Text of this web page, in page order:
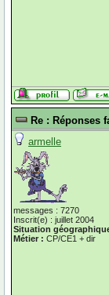
Re : Réponses
armelle
messages : 7270
Inscrit(e) : juillet 2004
Situation
Métier : CP/CE1 + dir